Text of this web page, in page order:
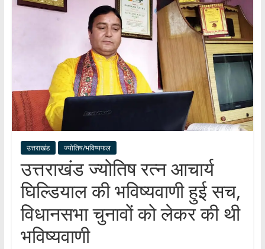
हर
सबकी
खबर
उत्तराखंड ज्योतिष/भविष्यफल
उत्तराखंड ज्योतिष रत्न आचार्य
घिल्डियाल की भविष्यवाणी हुई सच,
विधानसभा चुनावों को लेकर की थी
भविष्यवाणी